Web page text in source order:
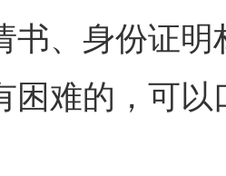
书、身份证
困难的，可